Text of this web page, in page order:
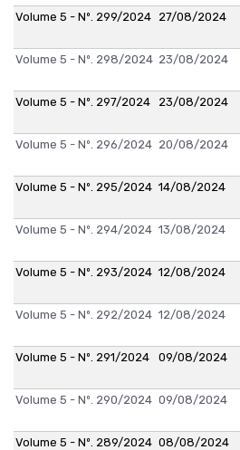
Volume 5 - Nº. 299/2024 27/08/2024
Volume 5 - Nº. 298/2024 23/08/2024
Volume 5 - Nº. 297/2024 23/08/2024
Volume 5 - Nº. 296/2024 20/08/2024
Volume 5 - Nº. 295/2024 14/08/2024
Volume 5 - Nº. 294/2024 13/08/2024
Volume 5 - Nº. 293/2024 12/08/2024
Volume 5 - Nº. 292/2024 12/08/2024
Volume 5 - Nº. 291/2024 09/08/2024
Volume 5 - Nº. 290/2024 09/08/2024
Volume 5 - Nº. 289/2024 08/08/2024